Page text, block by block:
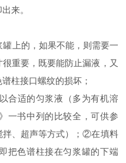
来。
上的，如果不能，则需要一
重要，既要能防止漏液，又
柱接口螺纹的损坏；
合适的匀浆液（多为有机溶
一书中列的比较全，可供参
拌、超声等方式）；②在填料
把色谱柱接在匀浆罐的下端